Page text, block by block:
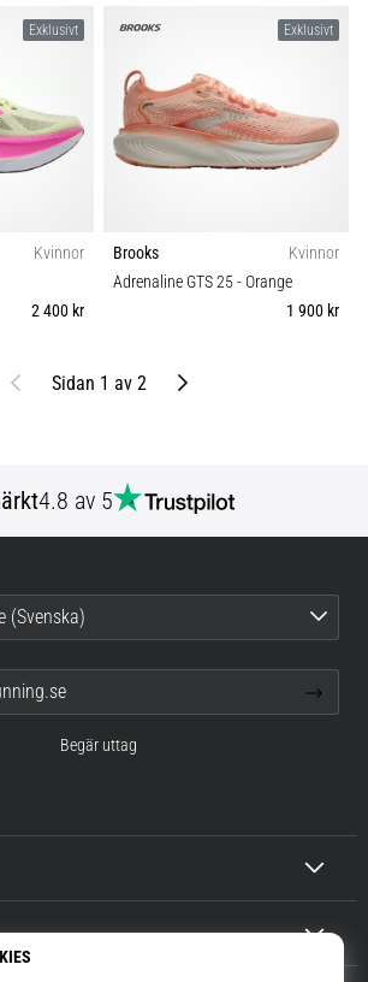
Exklusivt
Kvinnor
2 400 kr
Exklusivt
Brooks
Kvinnor
Adrenaline GTS 25- Orange
1 900 kr
Föregående
Sidan 1 av 2 Nästa
4.8 av 5
(Svenska)
Begär uttag